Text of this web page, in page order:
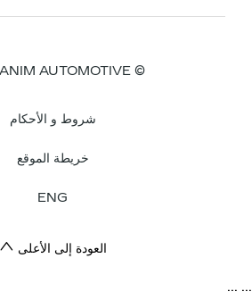
© ALGHANIM AUTOMOTIVE
شروط و الأحكام
خريطة الموقع
ENG
العودة إلى الأعلى
...